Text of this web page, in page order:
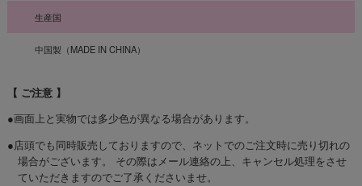
生産国
中国製（MADE IN CHINA）
【 ご注意 】
●画面上と実物では多少色が異なる場合があります。
●店頭でも同時販売しておりますので、ネットでのご注文時に売り切れの
場合がございます。 その際はメール連絡の上、キャンセル処理をさせ
ていただきますのでご了承くださいませ。